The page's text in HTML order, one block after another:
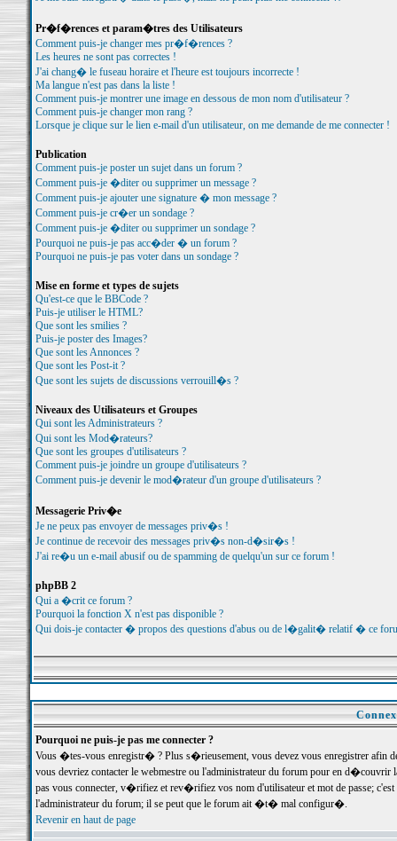
Pr�f�rences et param�tres des Utilisateurs
Comment puis-je changer mes pr�f�rences ?
Les heures ne sont pas correctes !
J'ai chang� le fuseau horaire et l'heure est toujours incorrecte !
Ma langue n'est pas dans la liste !
Comment puis-je montrer une image en dessous de mon nom d'utilisateur ?
Comment puis-je changer mon rang ?
Lorsque je clique sur le lien e-mail d'un utilisateur, on me demande de me connecter !
Publication
Comment puis-je poster un sujet dans un forum ?
Comment puis-je �diter ou supprimer un message ?
Comment puis-je ajouter une signature � mon message ?
Comment puis-je cr�er un sondage ?
Comment puis-je �diter ou supprimer un sondage ?
Pourquoi ne puis-je pas acc�der � un forum ?
Pourquoi ne puis-je pas voter dans un sondage ?
Mise en forme et types de sujets
Qu'est-ce que le BBCode ?
Puis-je utiliser le HTML?
Que sont les smilies ?
Puis-je poster des Images?
Que sont les Annonces ?
Que sont les Post-it ?
Que sont les sujets de discussions verrouill�s ?
Niveaux des Utilisateurs et Groupes
Qui sont les Administrateurs ?
Qui sont les Mod�rateurs?
Que sont les groupes d'utilisateurs ?
Comment puis-je joindre un groupe d'utilisateurs ?
Comment puis-je devenir le mod�rateur d'un groupe d'utilisateurs ?
Messagerie Priv�e
Je ne peux pas envoyer de messages priv�s !
Je continue de recevoir des messages priv�s non-d�sir�s !
J'ai re�u un e-mail abusif ou de spamming de quelqu'un sur ce forum !
phpBB 2
Qui a �crit ce forum ?
Pourquoi la fonction X n'est pas disponible ?
Qui dois-je contacter � propos des questions d'abus ou de l�galit� relatif � ce
Pourquoi ne puis-je pas me connecter ?
Vous �tes-vous enregistr� ? Plus s�rieusement, vous devez vous enregistrer
vous devriez contacter le webmestre ou l'administrateur du forum pour en
pas vous connecter, v�rifiez et rev�rifiez vos nom d'utilisateur et mot de passe;
l'administrateur du forum; il se peut que le forum ait �t� mal configur�.
Revenir en haut de page